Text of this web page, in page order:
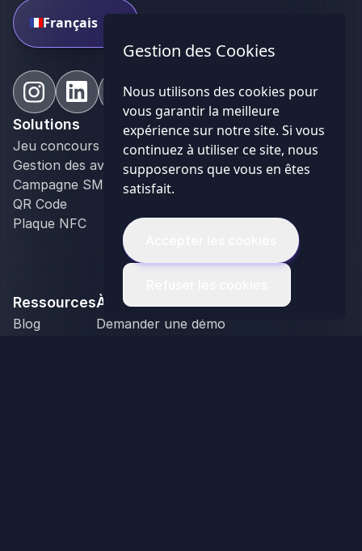
Français
Solutions
Jeu concours
Gestion des avis Google
Campagne SMS
QR Code
Plaque NFC
Domaines
Restaurant
Bar
Hôtellerie
Opticien
Réseau de franchise
Ressources
Blog
À propos
Demander une démo
Gestion des Cookies
Nous utilisons des cookies pour
vous garantir la meilleure
expérience sur notre site. Si vous
continuez à utiliser ce site, nous
supposerons que vous en êtes
satisfait.